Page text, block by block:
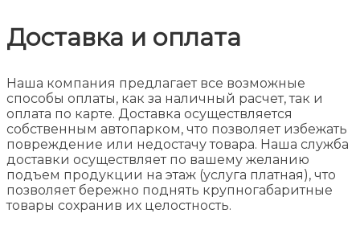
Доставка и оплата
Наша компания предлагает все возможные
способы оплаты, как за наличный расчет, так и
оплата по карте. Доставка осуществляется
собственным автопарком, что позволяет избежать
повреждение или недостачу товара. Наша служба
доставки осуществляет по вашему желанию
подъем продукции на этаж (услуга платная), что
позволяет бережно поднять крупногабаритные
товары сохранив их целостность.